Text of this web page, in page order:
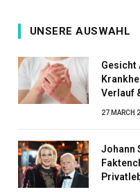
UNSERE AUSWAHL
Gesicht
Verlauf
27 MARCH
Johann